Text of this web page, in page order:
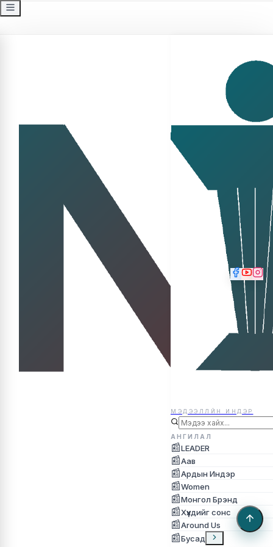
МЭДЭЭЛЛЙН ИНДЭР
АНГИЛАЛ
📰LEADER
📰Аав
📰Ардын Индэр
📰Women
📰Монгол Брэнд
📰Хүүхдийг сонс
📰Around Us
📰Бусад